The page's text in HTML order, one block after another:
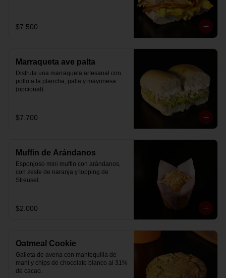
$7.500
Marraqueta ave palta
Disfruta una marraqueta artesanal con
pollo a la plancha, palta y mayonesa
(opcional).
$7.700
Muffin de Arándanos
Esponjoso mini muffin con arándanos,
con zeste de naranja y topping de
Streusel.
$2.000
Oatmeal Cookie
Galleta de avena con mantequilla de
maní y chips de chocolate blanco al 31%
de cacao.